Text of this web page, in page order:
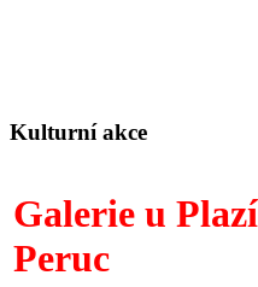
Kulturní akce
Galerie u
Peruc